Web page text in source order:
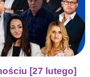
[27 lutego]